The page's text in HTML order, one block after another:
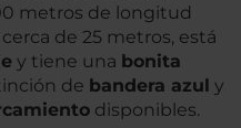
metros de longitud
de 25 metros, está
y tiene una bonita
de bandera azul y
disponibles.